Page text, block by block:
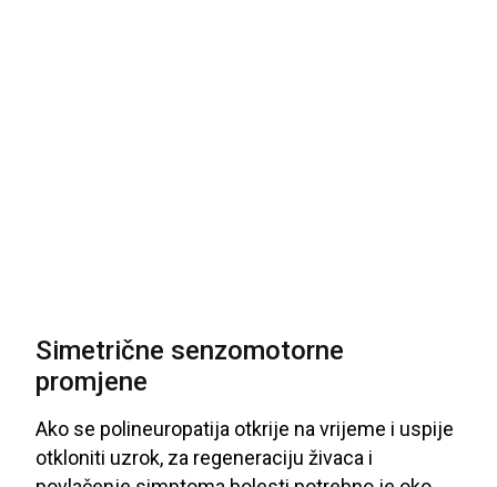
Simetrične senzomotorne
promjene
Ako se polineuropatija otkrije na vrijeme i uspije
otkloniti uzrok, za regeneraciju živaca i